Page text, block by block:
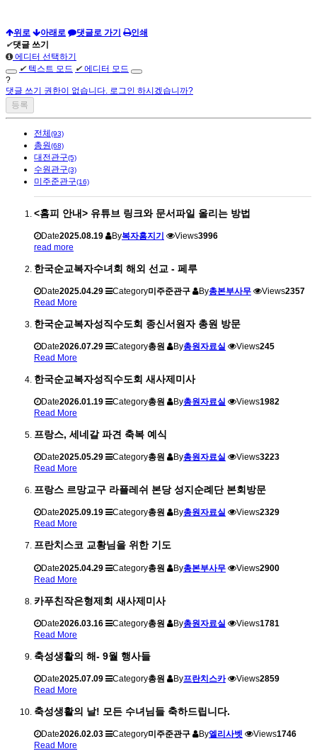
위로 아래로 댓글로 가기
인쇄
✔댓글 쓰기
에디터 선택하기
✔ 텍스트 모드 ✔에디터 모드
?
댓글 쓰기 권한이 없습니다. 로그인 하시겠습니까?
전체 (93)
총원(68)
대전관구(5)
수원관구(3)
미주준관구(16)
<홈피 안내> 유튜브 링크와 문서파일 올리는 방법
Date2025.08.19 By복자홈지기 Views3996
read more
한국순교복자수녀회 해외 선교 - 페루
Date2025.04.29 Category미주준관구 By총본부사무 Views2357
Read More
한국순교복자성직수도회 종신서원자 총원 방문
Date2026.07.29 Category총원 By총원자료실 Views245
Read More
한국순교복자성직수도회 새사제미사
Date2026.01.19 Category총원 By총원자료실 Views1982
Read More
프랑스, 세네갈 파견 축복 예식
Date2025.05.29 Category총원 By총원자료실 Views3223
Read More
프랑스 르망교구 라플레쉬 본당 성지순례단 본회방문
Date2025.09.19 Category총원 By총원자료실 Views2329
Read More
프란치스코 교황님을 위한 기도
Date2025.04.29 Category총원 By총본부사무 Views2900
Read More
카푸친작은형제회 새사제미사
Date2026.03.16 Category총원 By총원자료실 Views1781
Read More
축성생활의 해- 9월 행사들
Date2025.07.09 Category총원 By프란치스카 Views2859
Read More
축성생활의 날! 모든 수녀님들 축하드립니다.
Date2026.02.03 Category미주준관구 By엘리사벳 Views1746
Read More